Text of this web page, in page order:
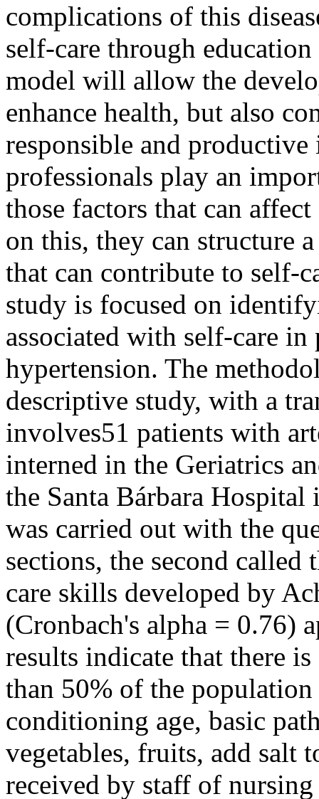
complications of this
self-care through
model will allow the
enhance health, but also
responsible and
professionals play an
those factors that can
on this, they can structure
that can contribute to self-
study is focused on
associated with self-care
hypertension. The
descriptive study, with a
involves51 patients with
interned in the Geriatrics
the Santa Bárbara
was carried out with the
sections, the second
care skills developed by
(Cronbach's alpha = 0.76)
results indicate that there
than 50% of the
conditioning age, basic
vegetables, fruits, add salt
received by staff of